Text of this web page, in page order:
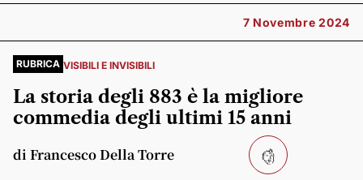
7 Novembre 2024
RUBRICA VISIBILI E INVISIBILI
La storia degli 883 è la migliore
commedia degli ultimi 15 anni
di Francesco Della Torre